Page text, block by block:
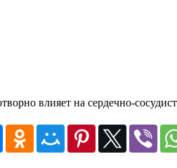
влияет на сердечно-